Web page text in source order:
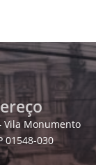
Vila Monumento
01548-030